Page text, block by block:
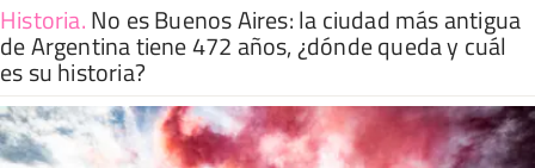
Historia.No es Buenos Aires: la ciudad más antigua
de Argentina tiene 472 años, ¿dónde queda y cuál
es su historia?